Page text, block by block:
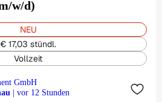
w/d)
NEU
€ 17,03 stündl.
Vollzeit
GmbH
| vor 12 Stunden